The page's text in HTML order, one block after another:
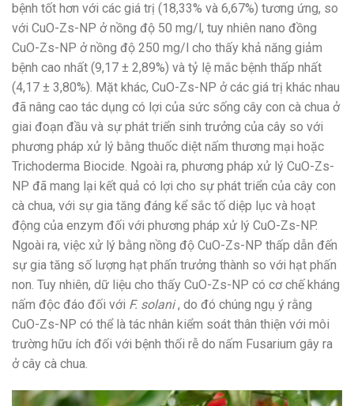
bệnh tốt hơn với các giá trị (18,33% và 6,67%) tương ứng, so
với CuO-Zs-NP ở nồng độ 50 mg/l, tuy nhiên nano đồng
CuO-Zs-NP ở nồng độ 250 mg/l cho thấy khả năng giảm
bệnh cao nhất (9,17 ± 2,89%) và tỷ lệ mắc bệnh thấp nhất
(4,17 ± 3,80%). Mặt khác, CuO-Zs-NP ở các giá trị khác nhau
đã nâng cao tác dụng có lợi của sức sống cây con cà chua ở
giai đoạn đầu và sự phát triển sinh trưởng của cây so với
phương pháp xử lý bằng thuốc diệt nấm thương mại hoặc
Trichoderma Biocide. Ngoài ra, phương pháp xử lý CuO-Zs-
NP đã mang lại kết quả có lợi cho sự phát triển của cây con
cà chua, với sự gia tăng đáng kể sắc tố diệp lục và hoạt
động của enzym đối với phương pháp xử lý CuO-Zs-NP.
Ngoài ra, việc xử lý bằng nồng độ CuO-Zs-NP thấp dẫn đến
sự gia tăng số lượng hạt phấn trưởng thành so với hạt phấn
non. Tuy nhiên, dữ liệu cho thấy CuO-Zs-NP có cơ chế kháng
nấm độc đáo đối với F. solani, do đó chúng ngụ ý rằng
CuO-Zs-NP có thể là tác nhân kiểm soát thân thiện với môi
trường hữu ích đối với bệnh thối rễ do nấm Fusarium gây ra
ở cây cà chua.